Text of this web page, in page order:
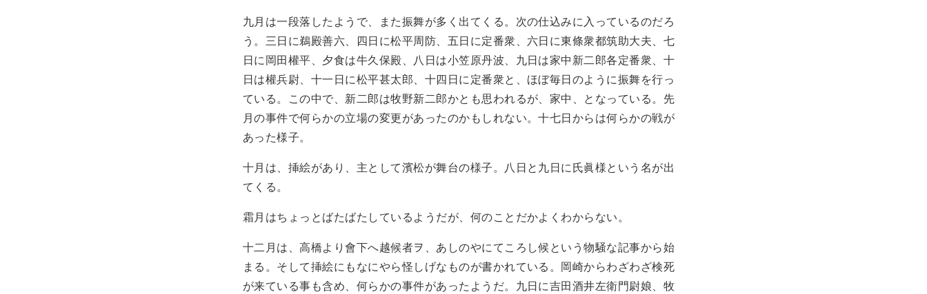
九月は一段落したようで、また振舞が多く出てくる。次の仕込みに入っているのだろ
う。三日に鵜殿善六、四日に松平周防、五日に定番衆、六日に東條衆都筑助大夫、七
日に岡田權平、夕食は牛久保殿、八日は小笠原丹波、九日は家中新二郎各定番衆、十
日は權兵尉、十一日に松平甚太郎、十四日に定番衆と、ほぼ毎日のように振舞を行っ
ている。この中で、新二郎は牧野新二郎かとも思われるが、家中、となっている。先
月の事件で何らかの立場の変更があったのかもしれない。十七日からは何らかの戦が
あった様子。
十月は、挿絵があり、主として濱松が舞台の様子。八日と九日に氏眞様という名が出
てくる。
霜月はちょっとばたばたしているようだが、何のことだかよくわからない。
十二月は、高橋より會下へ越候者ヲ、あしのやにてころし候という物騒な記事から始
まる。そして挿絵にもなにやら怪しげなものが書かれている。岡崎からわざわざ検死
が来ている事も含め、何らかの事件があったようだ。九日に吉田酒井左衛門尉娘、牧